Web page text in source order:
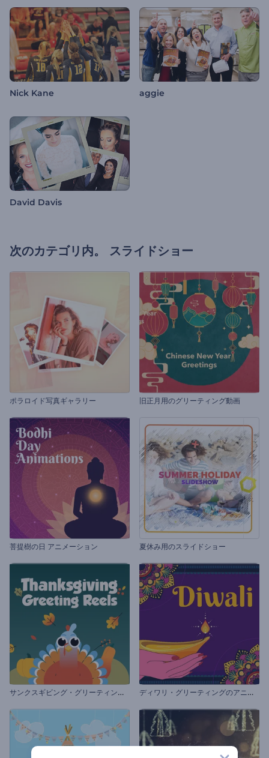
Nick Kane aggie
David Davis
次のカテゴリ内。 スライドショー
ポラロイド写真ギャラリー 旧正月用のグリーティング動画
菩提樹の日 アニメーション 夏休み用のスライドショー
サ
ンクスギビング・グリーティングのリール デ
ィワリ・グリーティングのアニメーション